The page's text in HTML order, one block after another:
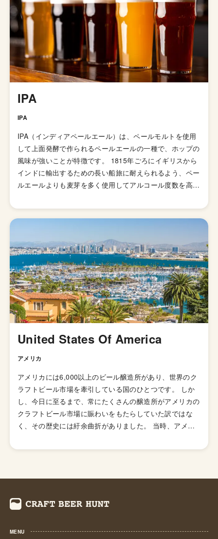
在、アメリカ3ヶ所にテイスイティングルームをオープン
し、ケルシュのようはクラシックなスタイルからヘイジー
IPAやフルーツサワー、ハードセルツァーなど多種多様な
ビアスタイルをフルラインナップで提供しています。
IPA
IPA
IPA（インディアペールエール）は、ペールモルトを使用
して上面発酵で作られるペールエールの一種で、ホップの
風味が強いことが特徴です。 1815年ごろにイギリスから
インドに輸出するための長い船旅に耐えられるよう、ペー
ルエールよりも麦芽を多く使用してアルコール度数を高め
れました。そして、1829年に「IPA（インディアンペール
エール）」の呼び名で広告が掲載されて以来、ホップの比
き、21世紀にはイギリスで最も人気のあるビアスタイル
の一つとなりました。イギリスのブルワリー教会SIBAの
金メダルを受賞したブリュードッグの「パンクIPA」など
が有名です。 伝統的なIPAのスタイルは、オーストラリア
やニュージーランドなどの当時の植民地諸国へと輸出さ
れ、各国へと普及していきましたが、アメリカではさらに
独自の進化を遂げてきました。 ローストしたモルトを使
素を加えて頭部を取り除きドライで爽やかな飲み口を実現
した「ブリュットIPA」、ホップが強烈でアルコール度数
味の少ないホップを使い、ジューシーな柑橘系とフローラ
ルのフレーバーが特徴の「ニューイングランドIPA（ヘイ
ジーIPA・ジューシーIPA）」など様々なIPAのスタイルが
存在します。
United States Of America
アメリカ
アメリカには6,000以上のビール醸造所があり、世界のク
ラフトビール市場を牽引している国のひとつです。 しか
し、今日に至るまで、常にたくさんの醸造所がアメリカの
クラフトビール市場に賑わいをもたらしていた訳ではな
く、その歴史には紆余曲折がありました。 当時、アメリ
箇所もありました。しかし、1920年から1933年にかけ
人消費のためにビールの自家醸造を始めていました。その
中、企業家精神を持った人々によってビジネスモデルが見
火付け役の一人となったのがカリフォルニア州にニューア
MENU